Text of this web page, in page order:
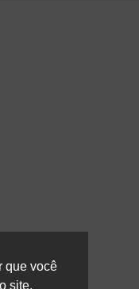
que você
site.